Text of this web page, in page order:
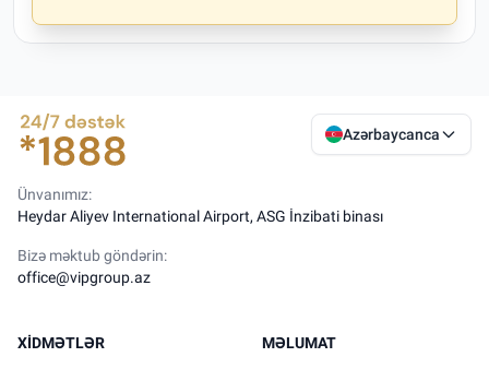
Azərbaycanca
Ünvanımız:
Heydar Aliyev International Airport, ASG İnzibati binası
Bizə məktub göndərin:
office@vipgroup.az
XIDMƏTLƏR MƏLUMAT